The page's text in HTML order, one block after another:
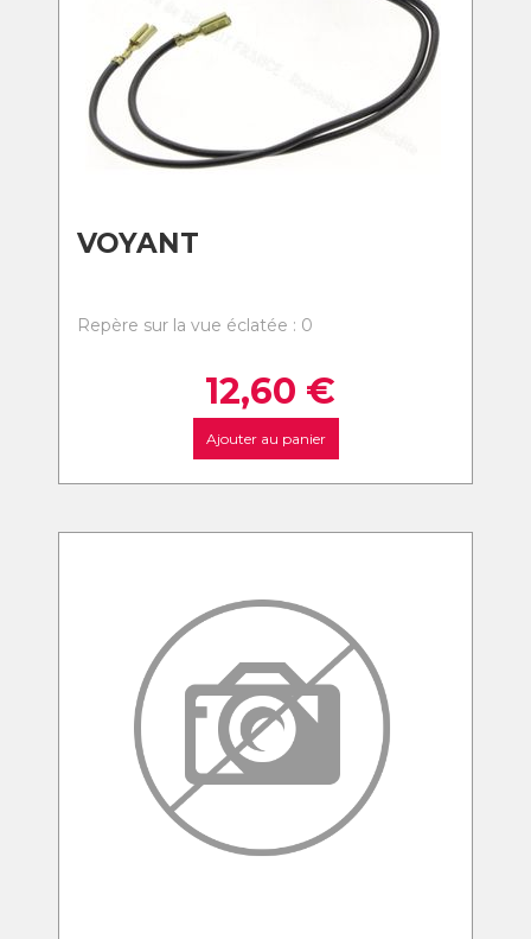
VOYANT
Repère sur la vue éclatée : 0
12,60 €
Ajouter au panier